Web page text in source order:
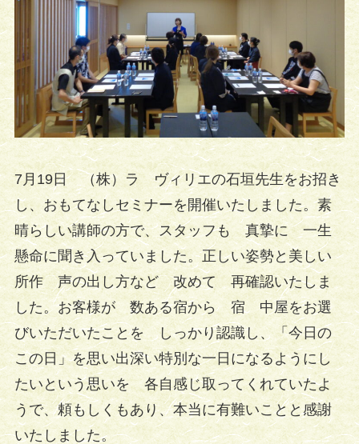
7月19日 （株）ラ ヴィリエの石垣先生をお招き
し、おもてなしセミナーを開催いたしました。素
晴らしい講師の方で、スタッフも 真摯に 一生
懸命に聞き入っていました。正しい姿勢と美しい
所作 声の出し方など 改めて 再確認いたしま
した。お客様が 数ある宿から 宿 中屋をお選
びいただいたことを しっかり認識し、「今日の
この日」を思い出深い特別な一日になるようにし
たいという思いを 各自感じ取ってくれていたよ
うで、頼もしくもあり、本当に有難いことと感謝
いたしました。